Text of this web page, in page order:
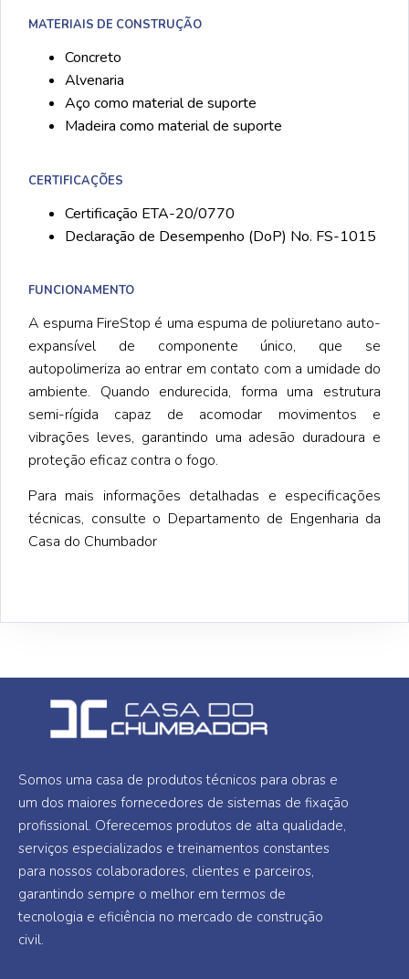
MATERIAIS DE CONSTRUÇÃO
Concreto
Alvenaria
Aço como material de suporte
Madeira como material de suporte
CERTIFICAÇÕES
Certificação ETA-20/0770
Declaração de Desempenho (DoP) No. FS-1015
FUNCIONAMENTO
A espuma FireStop é uma espuma de poliuretano auto-
expansível de componente único, que se
autopolimeriza ao entrar em contato com a umidade do
ambiente. Quando endurecida, forma uma estrutura
semi-rígida capaz de acomodar movimentos e
vibrações leves, garantindo uma adesão duradoura e
proteção eficaz contra o fogo.
Para mais informações detalhadas e especificações
técnicas, consulte o Departamento de Engenharia da
Casa do Chumbador
Somos uma casa de produtos técnicos para obras e
um dos maiores fornecedores de sistemas de fixação
profissional. Oferecemos produtos de alta qualidade,
serviços especializados e treinamentos constantes
para nossos colaboradores, clientes e parceiros,
garantindo sempre o melhor em termos de
tecnologia e eficiência no mercado de construção
civil.